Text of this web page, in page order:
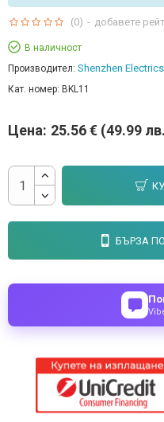
В наличност
Производител: Shenzhen Electrics
Кат. номер: BKL11
(0) - добавете
Цена: 25.56 € (49.99
БЪРЗА